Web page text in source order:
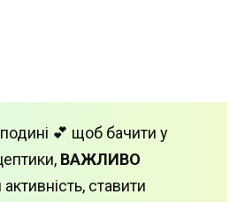
💕 щоб бачити у
ВАЖЛИВО
ставити